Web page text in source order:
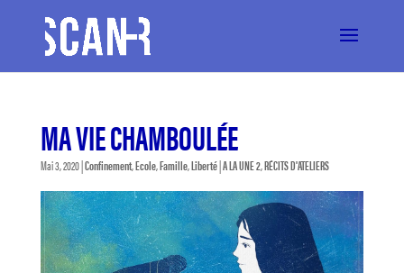
MA VIE CHAMBOULÉE
Mai 3, 2020|Confinement,Ecole,Famille,Liberté|A LA UNE 2,RÉCITS D'ATELIERS